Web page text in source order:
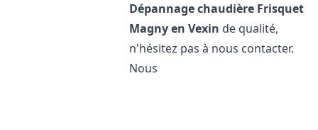
Dépannage chaudière Frisquet
Magny en Vexin de qualité,
n'hésitez pas à nous contacter.
Nous